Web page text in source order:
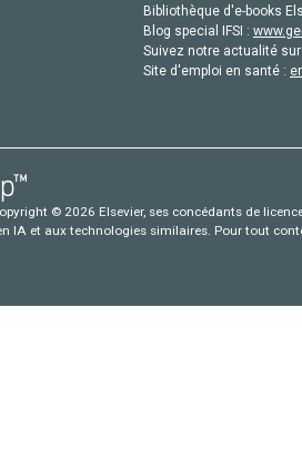
Bibliothèque d'e-books
Blog special IFSI :
Suivez notre actualité
Site d'emploi en santé :
© 2026 Elsevier, ses concédants de
IA et aux technologies similaires. Pour tout